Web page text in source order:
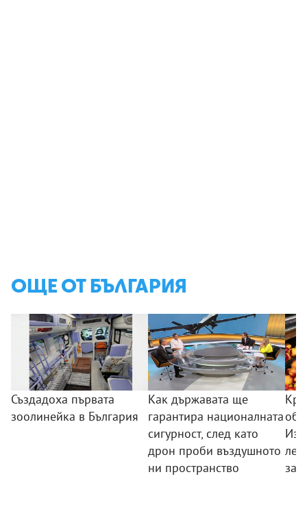
ОЩЕ ОТ БЪЛГАРИЯ
Създадоха първата
зоолинейка в България
Как държавата ще
гарантира националната
сигурност, след като
дрон проби въздушното
ни пространство